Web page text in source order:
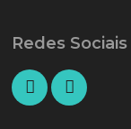
Redes Sociais